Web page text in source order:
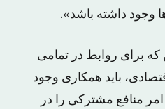
وجود داشته باشد».
که برای روابط در تمامی
باید همکاری وجود
منافع مشترکی را در